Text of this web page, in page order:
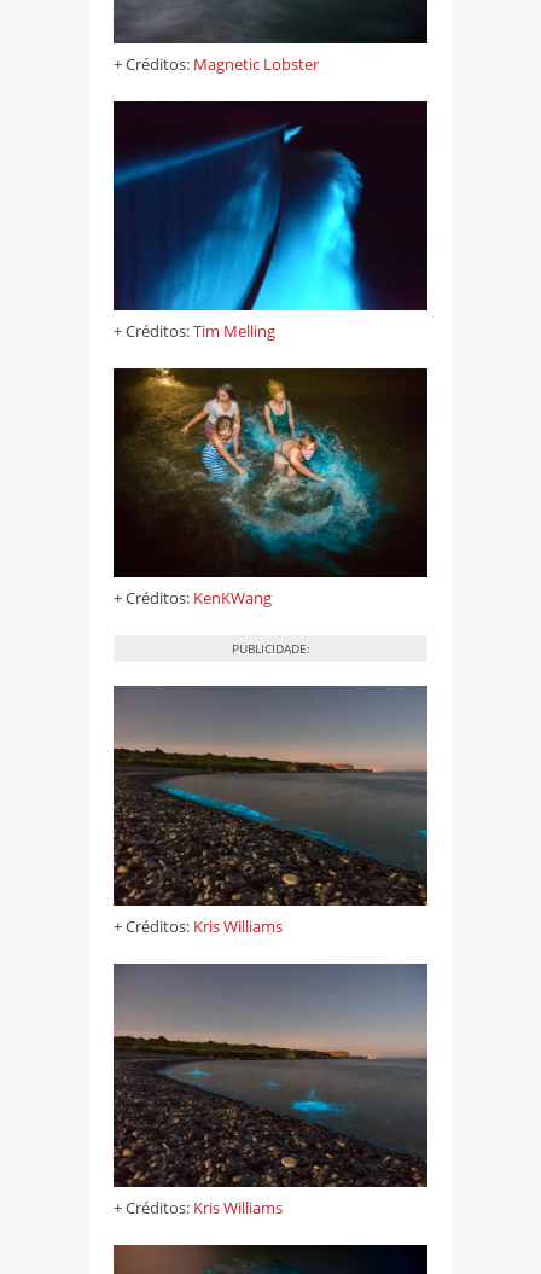
+ Créditos: Magnetic Lobster
+ Créditos:Tim Melling
+ Créditos: KenKWang
PUBLICIDADE:
+ Créditos: Kris Williams
+ Créditos: Kris Williams